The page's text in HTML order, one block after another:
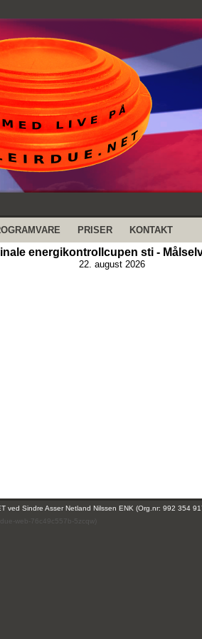
PRISER KONTAKT
energikontrollcupen sti -
22. august 2026
ved Sindre Asser Netland Nilssen ENK (Org.nr: 992 354
web-76c49c557b-5zcqw)